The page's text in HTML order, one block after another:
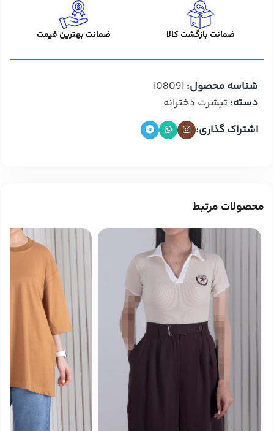
ضمانت بازگشت کالا ضمانت بهترین قیمت
شناسه محصول: 108091
دسته: تیشرت دخترانه
اشتراک گذاری:
محصولات مرتبط